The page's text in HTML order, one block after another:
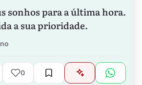
sonhos para a última hora.
a sua prioridade.
0